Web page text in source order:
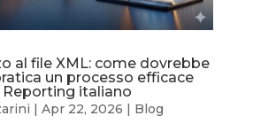
al file XML: come dovrebbe
un processo efficace
Reporting italiano
| Apr 22, 2026 | Blog